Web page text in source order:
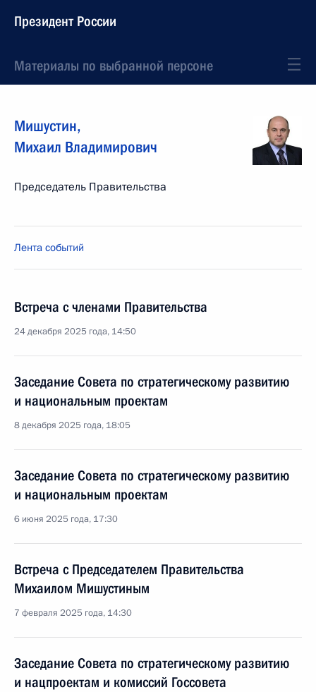
Президент России
Материалы по выбранной персоне
Мишустин,
Михаил Владимирович
Председатель Правительства
Лента событий
Встреча с членами Правительства
24 декабря 2025 года, 14:50
Заседание Совета по стратегическому развитию
и национальным проектам
8 декабря 2025 года, 18:05
Заседание Совета по стратегическому развитию
и национальным проектам
6 июня 2025 года, 17:30
Встреча с Председателем Правительства
Михаилом Мишустиным
7 февраля 2025 года, 14:30
Заседание Совета по стратегическому развитию
и нацпроектам и комиссий Госсовета